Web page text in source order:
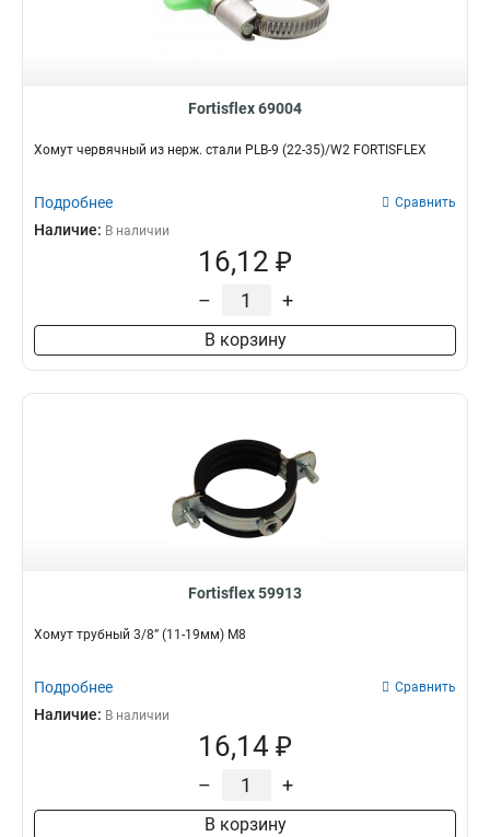
Fortisflex 69004
Хомут червячный из нерж. стали PLB-9 (22-35)/W2 FORTISFLEX
Подробнее Сравнить
Наличие: В наличии
16,12 ₽
– +
В корзину
Fortisflex 59913
Хомут трубный 3/8” (11-19мм) М8
Подробнее Сравнить
Наличие: В наличии
16,14 ₽
– +
В корзину